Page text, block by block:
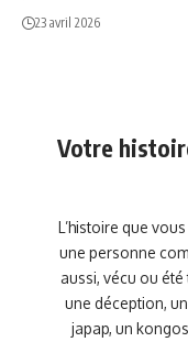
23 avril 2026
Votre
L’histoire que
une personne
aussi, vécu ou
une déception,
japap, un